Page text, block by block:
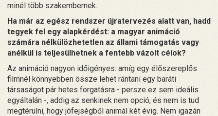
minél több szakembernek.
Ha már az egész rendszer újratervezés alatt van, hadd
tegyek fel egy alapkérdést: a magyar animáció
számára nélkülözhetetlen az állami támogatás vagy
anélkül is teljesülhetnek a fentebb vázolt célok?
Az animáció nagyon időigényes: amíg egy élőszereplős
filmnél könnyebben össze lehet rántani egy baráti
társaságot pár hetes forgatásra - persze ez sem ideális
egyáltalán -, addig az senkinek nem opció, és nem is tud
megtérülni, hogy jófejségből animál két évig. Nem igazán